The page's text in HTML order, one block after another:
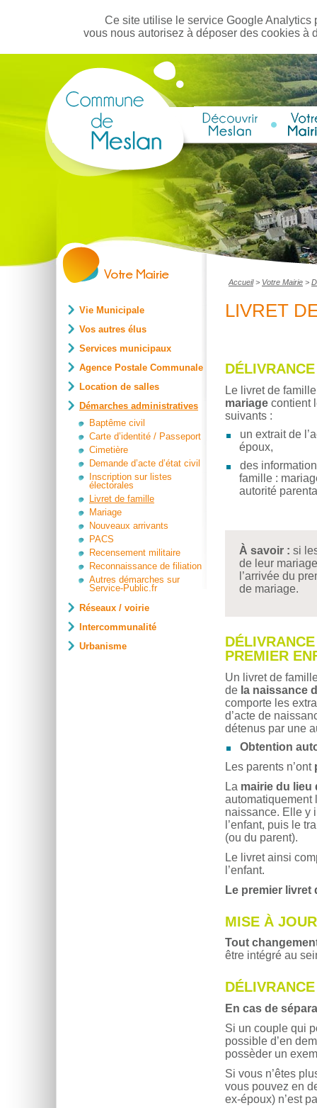
Ce site utilise le service Google
vous nous autorisez à déposer des cookies
Vie Municipale
Vos autres élus
Services municipaux
Agence Postale Communale
Location de salles
Démarches administratives
Baptême civil
Carte d’identité / Passeport
Cimetière
Demande d’acte d’état civil
Inscription sur listes
électorales
Livret de famille
Mariage
Nouveaux arrivants
PACS
Recensement militaire
Reconnaissance de filiation
Autres démarches sur
Service-Public.fr
Réseaux / voirie
Intercommunalité
Urbanisme
Accueil> Votre Mairie >
LIVRET
Le livret de
mariage contient
suivants :
un extrait de
époux,
des
famille :
autorité
À savoir : si
de leur
l’arrivée du
de mariage.
PREMIER
Un livret de
de la naissance
comporte les
d’acte de
détenus par une
Obtention
Les parents n’ont
La mairie du lieu
automatiquement
naissance. Elle y
l’enfant, puis le
(ou du parent).
Le livret ainsi
l’enfant.
Le premier livret
MISE À
Tout
être intégré au
En cas de
Si un couple qui
possible d’en
possèder un
Si vous n’êtes
vous pouvez en
ex-époux) n’est